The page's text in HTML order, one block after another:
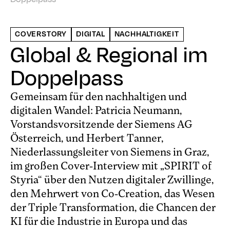
COVERSTORY DIGITAL NACHHALTIGKEIT
Global & Regional im
Doppelpass
Gemeinsam für den nachhaltigen und
digitalen Wandel: Patricia Neumann,
Vorstandsvorsitzende der Siemens AG
Österreich, und Herbert Tanner,
Niederlassungsleiter von Siemens in Graz,
im großen Cover-Interview mit „SPIRIT of
Styria“ über den Nutzen digitaler Zwillinge,
den Mehrwert von Co-Creation, das Wesen
der Triple Transformation, die Chancen der
KI für die Industrie in Europa und das